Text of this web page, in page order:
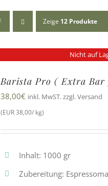
Zeige 12 Produkte
Nicht auf
Barista Pro ( Extra Bar
38,00€ inkl. MwST. zzgl. Versand
(EUR 38,00/ kg)
Inhalt: 1000 gr
Zubereitung: